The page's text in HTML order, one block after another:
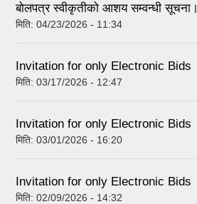
बोलपत्र स्वीकृतीको आशय सम्वन्धी सूचना।
मिति: 04/23/2026 - 11:34
Invitation for only Electronic Bids
मिति: 03/17/2026 - 12:47
Invitation for only Electronic Bids
मिति: 03/01/2026 - 16:20
Invitation for only Electronic Bids
मिति: 02/09/2026 - 14:32